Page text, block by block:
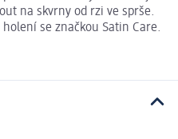
na skvrny od rzi ve sprše.
se značkou Satin Care.